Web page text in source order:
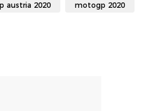
austria 2020 motogp 2020